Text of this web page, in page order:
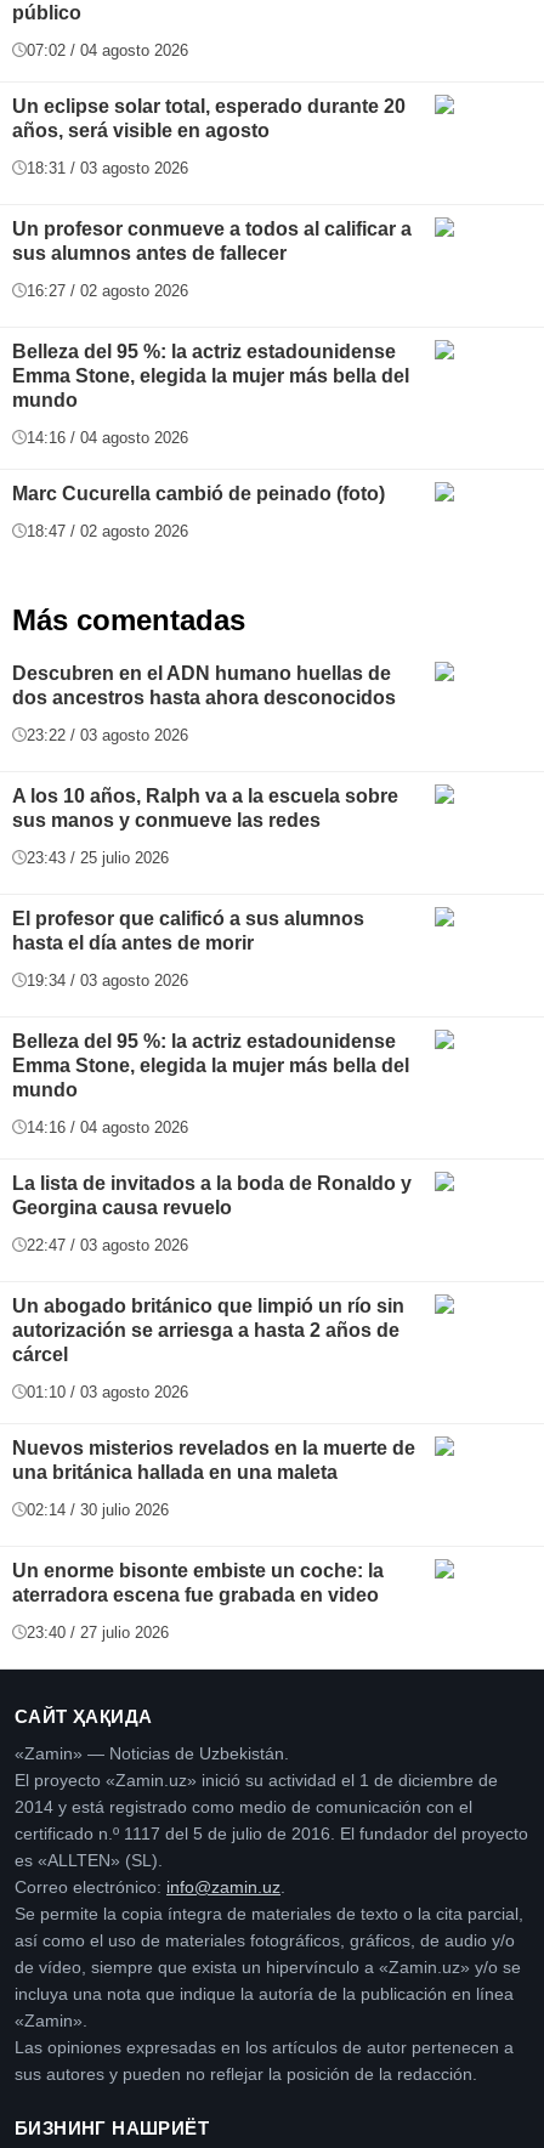
público
07:02 / 04 agosto 2026
Un eclipse solar total, esperado durante 20
años, será visible en agosto
18:31 / 03 agosto 2026
Un profesor conmueve a todos al calificar a
sus alumnos antes de fallecer
16:27 / 02 agosto 2026
Belleza del 95 %: la actriz estadounidense
Emma Stone, elegida la mujer más bella del
mundo
14:16 / 04 agosto 2026
Marc Cucurella cambió de peinado (foto)
18:47 / 02 agosto 2026
Más comentadas
Descubren en el ADN humano huellas de
dos ancestros hasta ahora desconocidos
23:22 / 03 agosto 2026
A los 10 años, Ralph va a la escuela sobre
sus manos y conmueve las redes
23:43 / 25 julio 2026
El profesor que calificó a sus alumnos
hasta el día antes de morir
19:34 / 03 agosto 2026
Belleza del 95 %: la actriz estadounidense
Emma Stone, elegida la mujer más bella del
mundo
14:16 / 04 agosto 2026
La lista de invitados a la boda de Ronaldo y
Georgina causa revuelo
22:47 / 03 agosto 2026
Un abogado británico que limpió un río sin
autorización se arriesga a hasta 2 años de
cárcel
01:10 / 03 agosto 2026
Nuevos misterios revelados en la muerte de
una británica hallada en una maleta
02:14 / 30 julio 2026
Un enorme bisonte embiste un coche: la
aterradora escena fue grabada en video
23:40 / 27 julio 2026
САЙТ ҲАҚИДА
«Zamin» — Noticias de Uzbekistán.
El proyecto «Zamin.uz» inició su actividad el 1 de diciembre de
2014 y está registrado como medio de comunicación con el
certificado n.º 1117 del 5 de julio de 2016. El fundador del proyecto
es «ALLTEN» (SL).
Correo electrónico: info@zamin.uz
Se permite la copia íntegra de materiales de texto o la cita parcial,
así como el uso de materiales fotográficos, gráficos, de audio y/o
de vídeo, siempre que exista un hipervínculo a «Zamin.uz» y/o se
incluya una nota que indique la autoría de la publicación en línea
«Zamin».
Las opiniones expresadas en los artículos de autor pertenecen a
sus autores y pueden no reflejar la posición de la redacción.
БИЗНИНГ НАШРИЁТ